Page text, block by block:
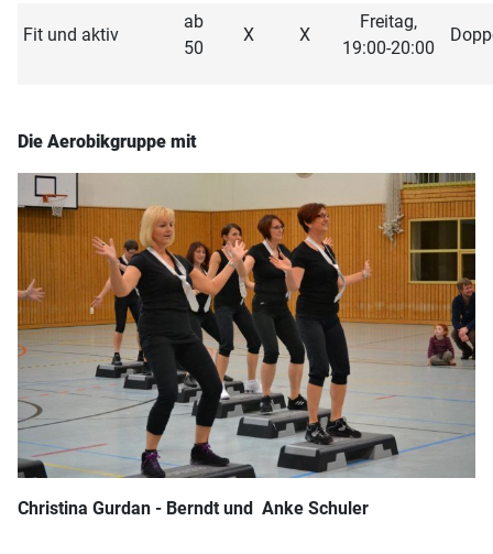
Fit und aktiv
ab
50
X X
Freitag,
19:00-20:00
Die Aerobikgruppe mit
Christina Gurdan - Berndt und Anke Schuler